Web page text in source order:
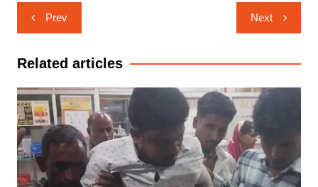
Post
navigation
Prev Next
Related articles